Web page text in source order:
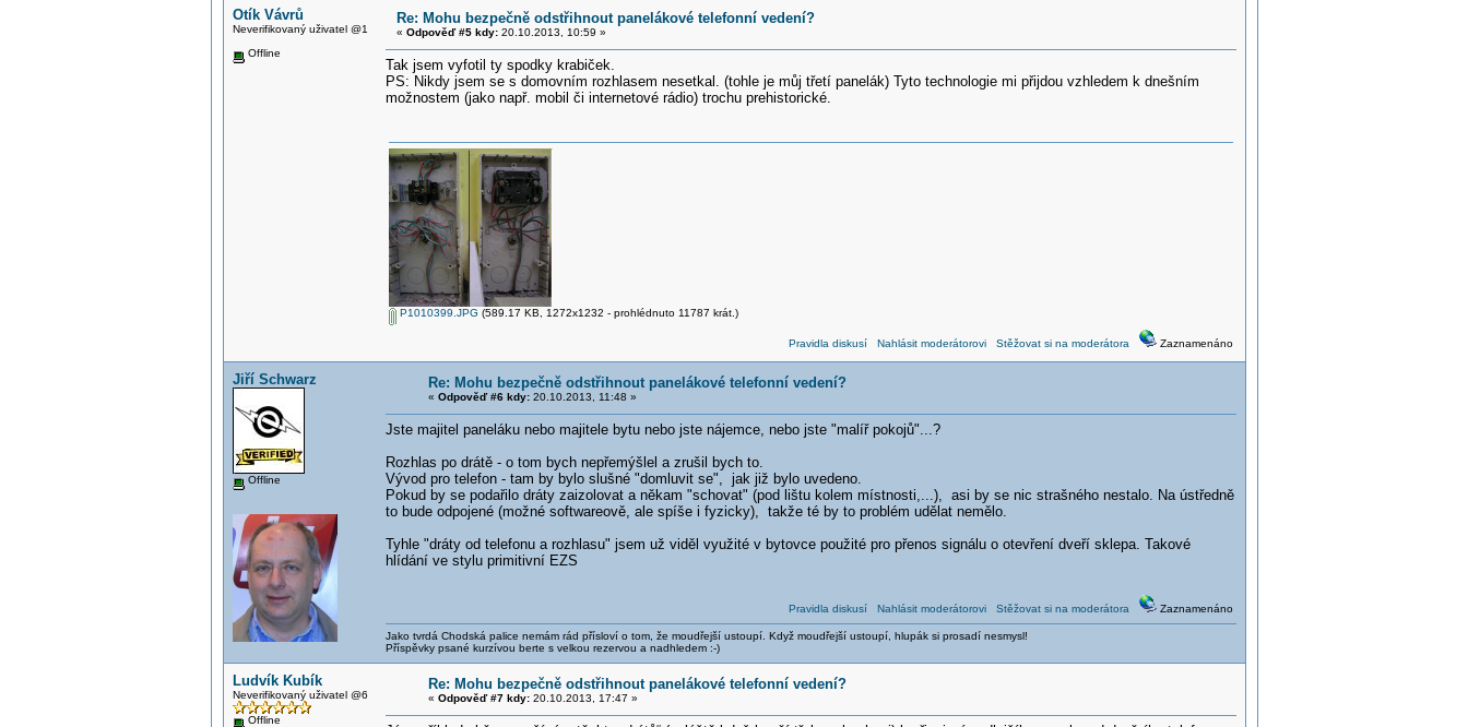
Otík Vávrů
Neverifikovaný uživatel @1
Offline
Re: Mohu bezpečně odstřihnout panelákové telefonní vedení?
« Odpověď #5 kdy:20.10.2013, 10:59 »
Tak jsem vyfotil ty spodky krabiček.
PS: Nikdy jsem se s domovním rozhlasem nesetkal. (tohle je můj třetí panelák) Tyto technologie mi přijdou vzhledem k dnešním
možnostem (jako např. mobil či internetové rádio) trochu prehistorické.
P1010399.JPG (589.17 KB, 1272x1232 - prohlédnuto 11787 krát.)
Pravidla diskusí Nahlásit moderátorovi Stěžovat si na moderátora Zaznamenáno
Jiří Schwarz
Offline
Re: Mohu bezpečně odstřihnout panelákové telefonní vedení?
« Odpověď #6 kdy:20.10.2013, 11:48 »
Jste majitel paneláku nebo majitele bytu nebo jste nájemce, nebo jste "malíř pokojů"...?
Rozhlas po drátě - o tom bych nepřemýšlel a zrušil bych to.
Vývod pro telefon - tam by bylo slušné "domluvit se", jak již bylo uvedeno.
Pokud by se podařilo dráty zaizolovat a někam "schovat" (pod lištu kolem místnosti,...), asi by se nic strašného nestalo. Na ústředně
to bude odpojené (možné softwareově, ale spíše i fyzicky), takže té by to problém udělat nemělo.
Tyhle "dráty od telefonu a rozhlasu" jsem už viděl využité v bytovce použité pro přenos signálu o otevření dveří sklepa. Takové
hlídání ve stylu primitivní EZS
Pravidla diskusí Nahlásit moderátorovi Stěžovat si na moderátora Zaznamenáno
Jako tvrdá Chodská palice nemám rád přísloví o tom, že moudřejší ustoupí. Když moudřejší ustoupí, hlupák si prosadí nesmysl!
Příspěvky psané kurzívou berte s velkou rezervou a nadhledem :-)
Ludvík Kubík
Neverifikovaný uživatel @6
Offline
Re: Mohu bezpečně odstřihnout panelákové telefonní vedení?
« Odpověď #7 kdy:20.10.2013, 17:47 »